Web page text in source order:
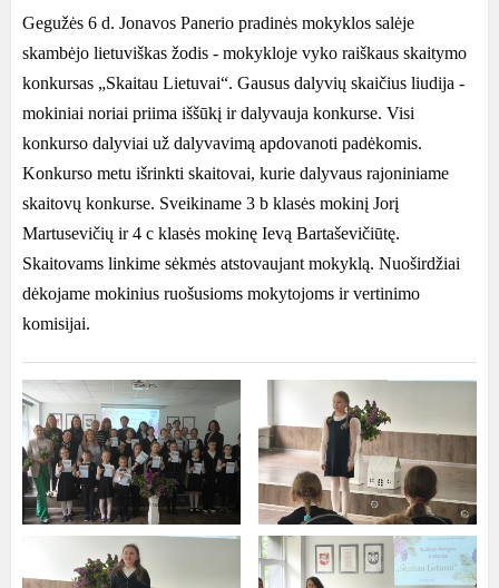
Gegužės 6 d. Jonavos Panerio pradinės mokyklos salėje
skambėjo lietuviškas žodis - mokykloje vyko raiškaus skaitymo
konkursas „Skaitau Lietuvai“. Gausus dalyvių skaičius liudija -
mokiniai noriai priima iššūkį ir dalyvauja konkurse. Visi
konkurso dalyviai už dalyvavimą apdovanoti padėkomis.
Konkurso metu išrinkti skaitovai, kurie dalyvaus rajoniniame
skaitovų konkurse. Sveikiname 3 b klasės mokinį Jorį
Martusevičių ir 4 c klasės mokinę Ievą Bartaševičiūtę.
Skaitovams linkime sėkmės atstovaujant mokyklą. Nuoširdžiai
dėkojame mokinius ruošusioms mokytojoms ir vertinimo
komisijai.